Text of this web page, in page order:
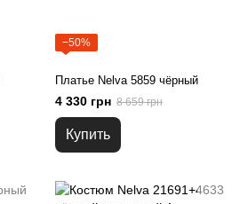
−50%
Платье Nelva 5859 чёрный
4 330 грн 8 659 грн
Купить